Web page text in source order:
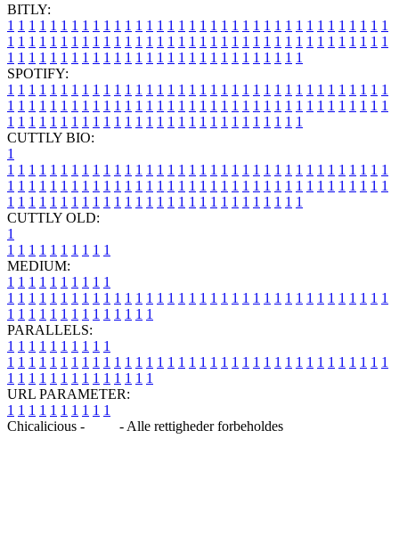
BITLY:
1 1 1 1 1 1 1 1 1 1 1 1 1 1 1 1 1 1 1 1 1 1 1 1 1 1 1 1 1 1 1 1 1 1 1 1
1 1 1 1 1 1 1 1 1 1 1 1 1 1 1 1 1 1 1 1 1 1 1 1 1 1 1 1 1 1 1 1 1 1 1 1
1 1 1 1 1 1 1 1 1 1 1 1 1 1 1 1 1 1 1 1 1 1 1 1 1 1 1 1
SPOTIFY:
1 1 1 1 1 1 1 1 1 1 1 1 1 1 1 1 1 1 1 1 1 1 1 1 1 1 1 1 1 1 1 1 1 1 1 1
1 1 1 1 1 1 1 1 1 1 1 1 1 1 1 1 1 1 1 1 1 1 1 1 1 1 1 1 1 1 1 1 1 1 1 1
1 1 1 1 1 1 1 1 1 1 1 1 1 1 1 1 1 1 1 1 1 1 1 1 1 1 1 1
CUTTLY BIO:
1
1 1 1 1 1 1 1 1 1 1 1 1 1 1 1 1 1 1 1 1 1 1 1 1 1 1 1 1 1 1 1 1 1 1 1 1
1 1 1 1 1 1 1 1 1 1 1 1 1 1 1 1 1 1 1 1 1 1 1 1 1 1 1 1 1 1 1 1 1 1 1 1
1 1 1 1 1 1 1 1 1 1 1 1 1 1 1 1 1 1 1 1 1 1 1 1 1 1 1 1
CUTTLY OLD:
1
1 1 1 1 1 1 1 1 1 1
MEDIUM:
1 1 1 1 1 1 1 1 1 1
1 1 1 1 1 1 1 1 1 1 1 1 1 1 1 1 1 1 1 1 1 1 1 1 1 1 1 1 1 1 1 1 1 1 1 1
1 1 1 1 1 1 1 1 1 1 1 1 1 1
PARALLELS:
1 1 1 1 1 1 1 1 1 1
1 1 1 1 1 1 1 1 1 1 1 1 1 1 1 1 1 1 1 1 1 1 1 1 1 1 1 1 1 1 1 1 1 1 1 1
1 1 1 1 1 1 1 1 1 1 1 1 1 1
URL PARAMETER:
1 1 1 1 1 1 1 1 1 1
Chicalicious -
- Alle rettigheder forbeholdes